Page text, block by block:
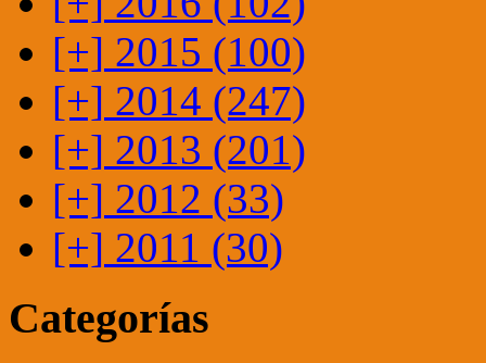
[+] 2015 (100)
[+] 2014 (247)
[+] 2013 (201)
[+] 2012 (33)
[+] 2011 (30)
Categorías